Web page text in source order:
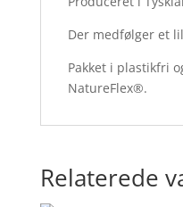
Der medfølger et
Pakket i plastikfri
NatureFlex®.
Relaterede